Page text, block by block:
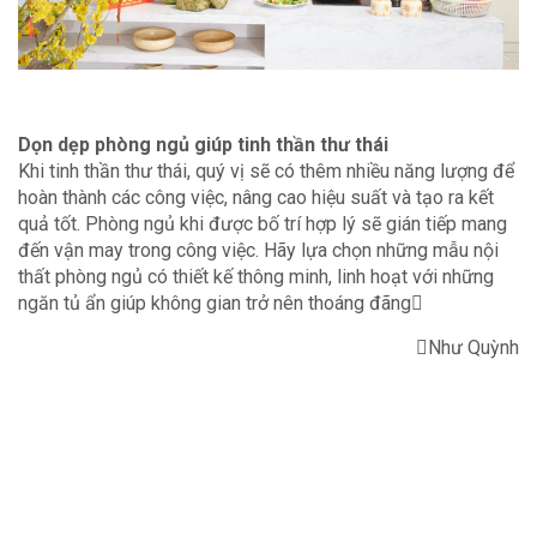
Dọn dẹp phòng ngủ giúp tinh thần thư thái
Khi tinh thần thư thái, quý vị sẽ có thêm nhiều năng lượng để
hoàn thành các công việc, nâng cao hiệu suất và tạo ra kết
quả tốt. Phòng ngủ khi được bố trí hợp lý sẽ gián tiếp mang
đến vận may trong công việc. Hãy lựa chọn những mẫu nội
thất phòng ngủ có thiết kế thông minh, linh hoạt với những
ngăn tủ ẩn giúp không gian trở nên thoáng đãng
Như Quỳnh